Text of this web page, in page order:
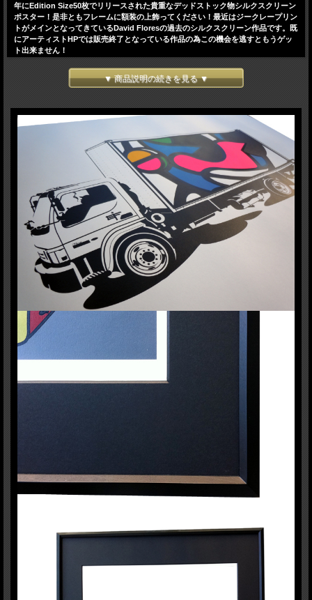
年にEdition Size50枚でリリースされた貴重なデッドストック物シルクスクリーン
ポスター！是非ともフレームに額装の上飾ってください！最近はジークレープリン
トがメインとなってきているDavid Floresの過去のシルクスクリーン作品です。既
にアーティストHPでは販売終了となっている作品の為この機会を逃すともうゲッ
ト出来ません！
＊こちらの商品に関してはご希望の方に限りフレーム、マットボードをセットして
▼ 商品説明の続きを見る ▼